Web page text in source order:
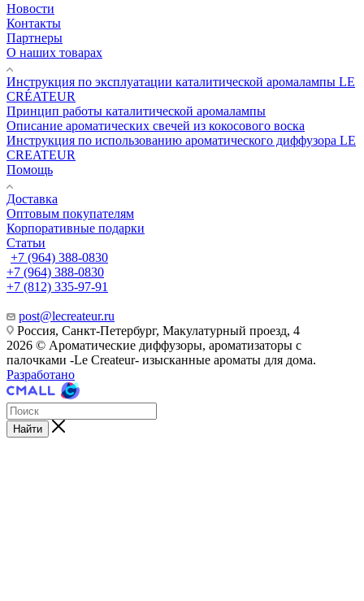
Новости
Контакты
Партнеры
О наших товарах
Инструкция по эксплуатации каталитической аромалампы LE
CRÉATEUR
Принцип работы каталитической аромалампы
Описание ароматических свечей из кокосового воска
Инструкция по использованию ароматического диффузора LE
CREATEUR
Помощь
Доставка
Оптовым покупателям
Корпоративные подарки
Статьи
+7 (964) 388-0830
+7 (964) 388-0830
+7 (812) 335-97-91
post@lecreateur.ru
Россия, Санкт-Петербург, Макулатурный проезд, 4
2026 © Ароматические диффузоры, ароматизаторы с
палочками -Le Createur- изысканные ароматы для дома.
Разработано
Найти